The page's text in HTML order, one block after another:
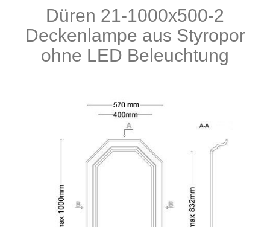
Düren 21-1000x500-2
Deckenlampe aus Styropor
ohne LED Beleuchtung
Produkte